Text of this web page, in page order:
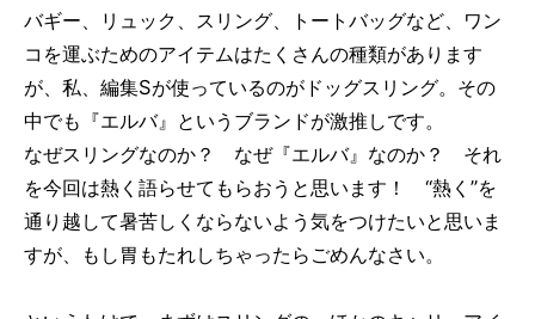
バギー、リュック、スリング、トートバッグなど、ワン
コを運ぶためのアイテムはたくさんの種類があります
が、私、編集Sが使っているのがドッグスリング。その
中でも『エルバ』というブランドが激推しです。
なぜスリングなのか？ なぜ『エルバ』なのか？ それ
を今回は熱く語らせてもらおうと思います！ “熱く”を
通り越して暑苦しくならないよう気をつけたいと思いま
すが、もし胃もたれしちゃったらごめんなさい。